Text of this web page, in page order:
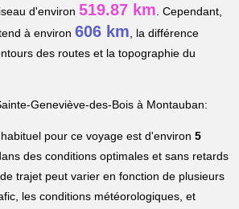
d'environ519.87 km. Cependant,
à environ606 km, la différence
des routes et la topographie du
Geneviève-des-Bois à Montauban:
pour ce voyage est d'environ5
des conditions optimales et sans retards
trajet peut varier en fonction de plusieurs
les conditions météorologiques, et